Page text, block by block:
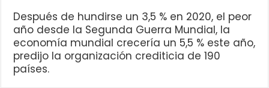
Después de hundirse un 3,5 % en 2020, el peor
año desde la Segunda Guerra Mundial, la
economía mundial crecería un 5,5 % este año,
predijo la organización crediticia de 190
países.